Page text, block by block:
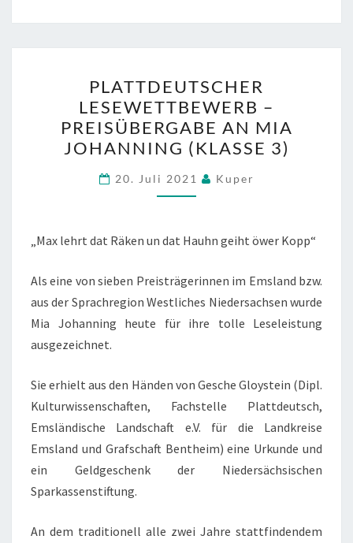
LESEWETTBEWERB
–
PREISÜBERGABE
AN
MIA
JOHANNING
3)
PLATTDEUTSCHER
LESEWETTBEWERB –
PREISÜBERGABE AN MIA
JOHANNING (KLASSE 3)
20. Juli 2021 Kuper
„Max lehrt dat Räken un dat Hauhn geiht öwer Kopp“
Als eine von sieben Preisträgerinnen im Emsland bzw.
aus der Sprachregion Westliches Niedersachsen wurde
Mia Johanning heute für ihre tolle Leseleistung
ausgezeichnet.
Sie erhielt aus den Händen von Gesche Gloystein (Dipl.
Kulturwissenschaften, Fachstelle Plattdeutsch,
Emsländische Landschaft e.V. für die Landkreise
Emsland und Grafschaft Bentheim) eine Urkunde und
ein Geldgeschenk der Niedersächsischen
Sparkassenstiftung.
An dem traditionell alle zwei Jahre stattfindendem